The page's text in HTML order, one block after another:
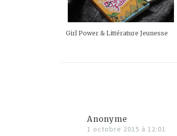
Girl Power & Littérature Jeunesse
Anonyme
1 octobre 2015 à 12:01